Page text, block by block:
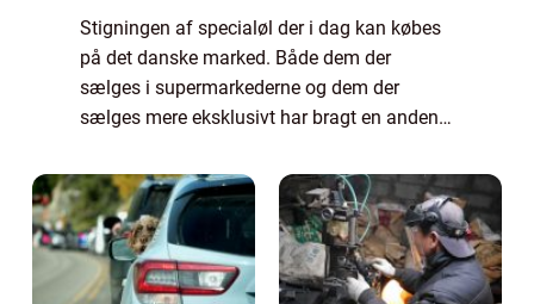
Stigningen af specialøl der i dag kan købes
på det danske marked. Både dem der
sælges i supermarkederne og dem der
sælges mere eksklusivt har bragt en anden
kopiere microbryggerierne. Et af de steder
hvor d...